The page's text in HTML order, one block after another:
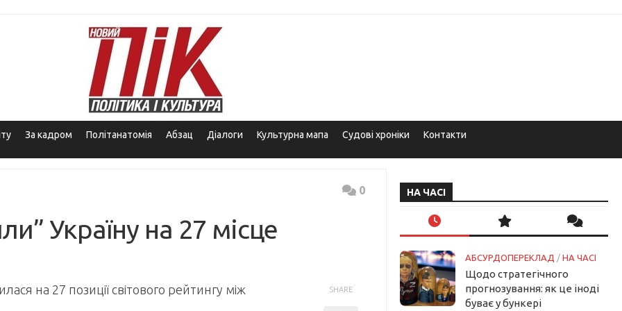
За кадром Політанатомія Абзац Діалоги Культурна мапа Судові хроніки Контакти
0
Україну на 27 місце
на 27 позиції світового рейтингу між
SHARE
НА ЧАСІ
АБСУРДОПЕРЕКЛАД / НА ЧАСІ
Щодо стратегічного
прогнозування: як це іноді
буває у бункері